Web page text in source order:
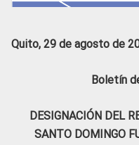
Quito, 29 de agosto de
Boletín
DESIGNACIÓN DEL
SANTO DOMINGO